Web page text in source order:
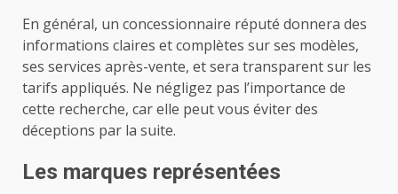
En général, un concessionnaire réputé donnera des
informations claires et complètes sur ses modèles,
ses services après-vente, et sera transparent sur les
tarifs appliqués. Ne négligez pas l’importance de
cette recherche, car elle peut vous éviter des
déceptions par la suite.
Les marques représentées